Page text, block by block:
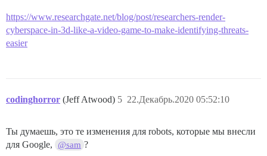
https://www.researchgate.net/blog/post/researchers-render-
cyberspace-in-3d-like-a-video-game-to-make-identifying-threats-
easier
codinghorror (Jeff Atwood) 22.Декабрь.2020 05:52:10
5
Ты думаешь, это те изменения для robots, которые мы внесли
для Google,
@sam ?